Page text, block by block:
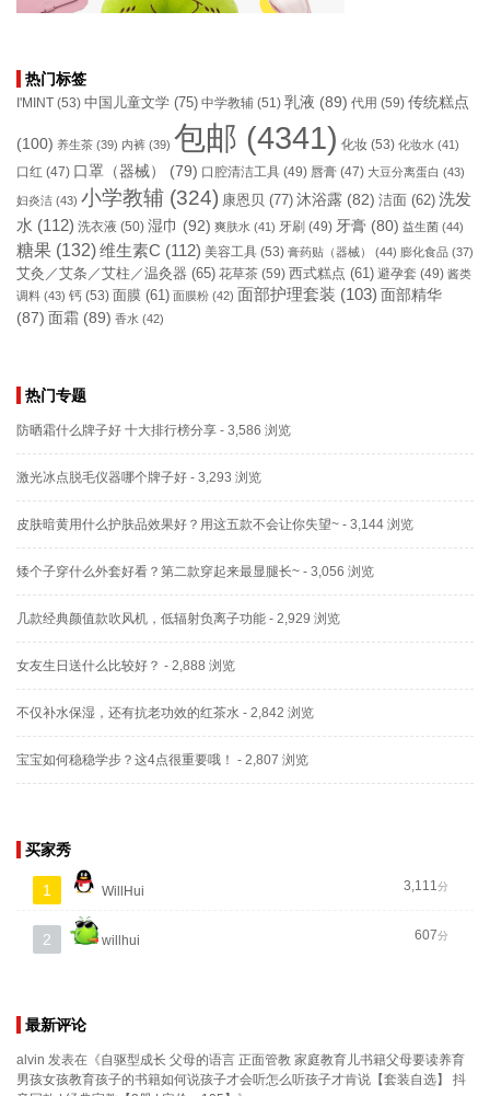
热门标签
I'MINT (53) 中国儿童文学 (75) 中学教辅 (51) 乳液 (89) 代用 (59) 传统糕点
(100) 养生茶 (39) 内裤 (39) 包邮 (4341) 化妆 (53) 化妆水 (41)
口红 (47) 口罩（器械） (79) 口腔清洁工具 (49) 唇膏 (47) 大豆分离蛋白 (43)
妇炎洁 (43) 小学教辅 (324) 康恩贝 (77) 沐浴露 (82) 洁面 (62) 洗发
水 (112) 洗衣液 (50) 湿巾 (92) 爽肤水 (41) 牙刷 (49) 牙膏 (80) 益生菌 (44)
糖果 (132)维生素C (112) 美容工具 (53) 膏药贴（器械） (44) 膨化食品 (37)
艾灸／艾条／艾柱／温灸器 (65) 花草茶 (59) 西式糕点 (61) 避孕套 (49) 酱类
调料 (43) 钙 (53) 面膜 (61) 面膜粉 (42) 面部护理套装 (103) 面部精华
(87) 面霜 (89) 香水 (42)
热门专题
防晒霜什么牌子好 十大排行榜分享 - 3,586 浏览
激光冰点脱毛仪器哪个牌子好 - 3,293 浏览
皮肤暗黄用什么护肤品效果好？用这五款不会让你失望~ - 3,144 浏览
矮个子穿什么外套好看？第二款穿起来最显腿长~ - 3,056 浏览
几款经典颜值款吹风机，低辐射负离子功能 - 2,929 浏览
女友生日送什么比较好？ - 2,888 浏览
不仅补水保湿，还有抗老功效的红茶水 - 2,842 浏览
宝宝如何稳稳学步？这4点很重要哦！ - 2,807 浏览
买家秀
1 WillHui 3,111分
2 willhui 607分
最新评论
alvin 发表在《自驱型成长 父母的语言 正面管教 家庭教育儿书籍父母要读养育
男孩女孩教育孩子的书籍如何说孩子才会听怎么听孩子才肯说【套装自选】 抖